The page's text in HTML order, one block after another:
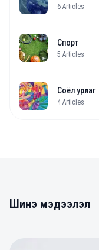
6 Articles
Спорт
5 Articles
Соёл урлаг
4 Articles
Шинэ мэдээлэл